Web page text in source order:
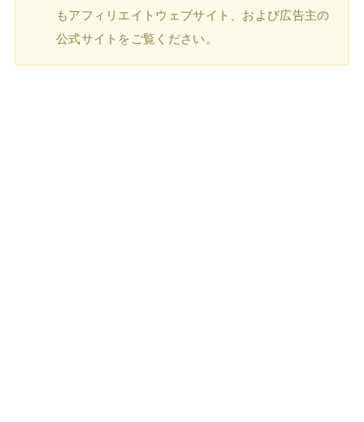
もアフィリエイトウェブサイト、および広告主の
公式サイトをご覧ください。